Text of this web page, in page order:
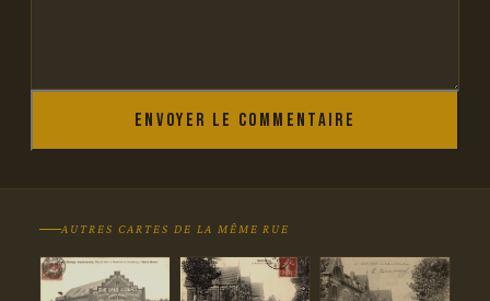
Envoyer le commentaire
AUTRES CARTES DE LA MÊME RUE